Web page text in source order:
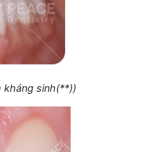
kháng sinh(**))